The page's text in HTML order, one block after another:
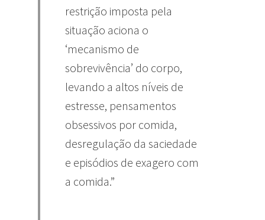
restrição imposta pela
situação aciona o
‘mecanismo de
sobrevivência’ do corpo,
levando a altos níveis de
estresse, pensamentos
obsessivos por comida,
desregulação da saciedade
e episódios de exagero com
a comida.”